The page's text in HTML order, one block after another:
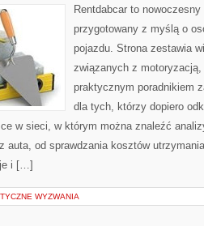
Rentdabcar to
przygotowany z myślą o
pojazdu. Strona zestawia
związanych z
praktycznym poradnikiem
dla tych, którzy dopiero
w sieci, w którym można znaleźć
auta, od sprawdzania kosztów
i […]
WYZWANIA